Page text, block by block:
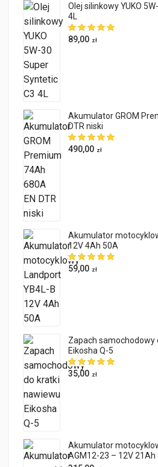
Olej silinkowy YUKO
4L
89,00 zł
Akumulator GROM
DTR niski
490,00 zł
Akumulator
12V 4Ah 50A
59,00 zł
Zapach samochodowy
Eikosha Q-5
35,00 zł
Akumulator
AGM12-23 – 12V 21Ah